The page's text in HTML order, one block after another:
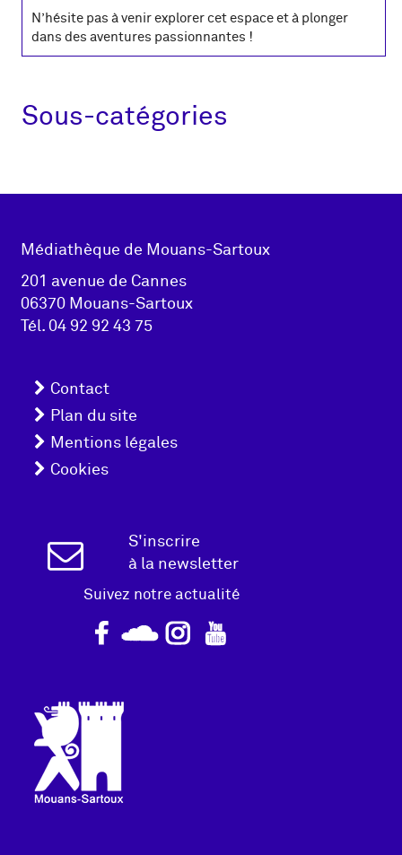
N’hésite pas à venir explorer cet espace et à plonger
dans des aventures passionnantes !
Sous-catégories
Adresse
pied de
page
Médiathèque de Mouans-Sartoux
201 avenue de Cannes
06370 Mouans-Sartoux
Tél.04 92 92 43 75
Menu
pied
de
page
Contact
Plan du site
Mentions légales
Cookies
Inscription
Newsletter
S'inscrire
à la newsletter
Suivez notre actualité
Logo
pied
de
page